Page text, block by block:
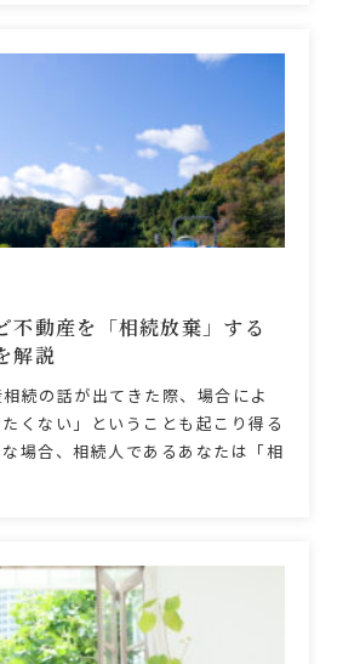
不動産を「相続放棄」する
解説
続の話が出てきた際、場合によ
くない」ということも起こり得る
場合、相続人であるあなたは「相